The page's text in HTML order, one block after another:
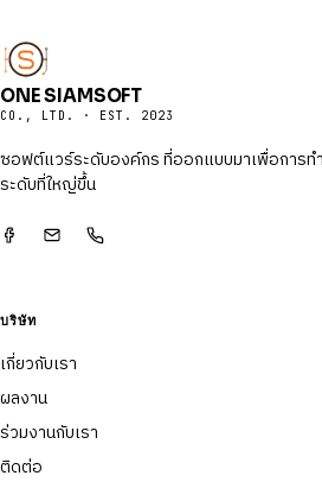
ONE SIAMSOFT
CO., LTD. · EST. 2023
ซอฟต์แวร์ระดับองค์กร ที่ออกแบบมาเพื่อการท
ระดับที่ใหญ่ขึ้น
บริษัท
เกี่ยวกับเรา
ผลงาน
ร่วมงานกับเรา
ติดต่อ